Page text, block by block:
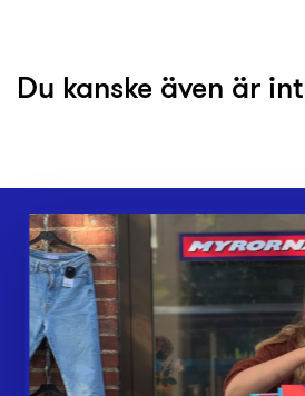
Du kanske även är
Webbshop
Butiker
Lämna in
Vårt överskott